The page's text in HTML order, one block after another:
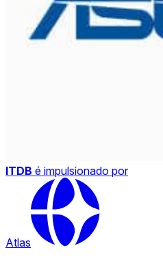
ITDB é impulsionado por
Atlas